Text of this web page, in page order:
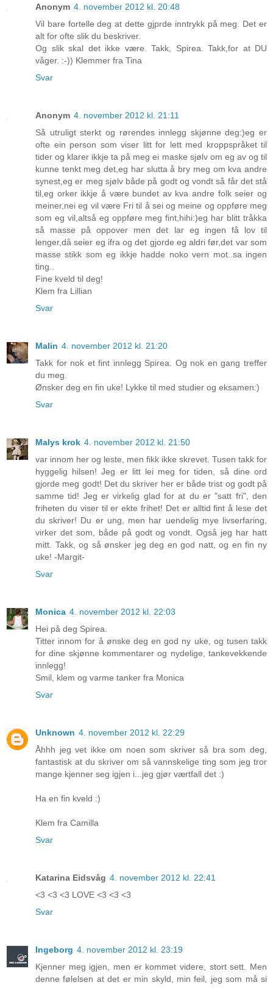
Anonym 4. november 2012 kl. 20:48
Vil bare fortelle deg at dette gjprde inntrykk på meg. Det er
alt for ofte slik du beskriver.
Og slik skal det ikke være. Takk, Spirea. Takk,for at DU
våger. :-)) Klemmer fra Tina
Svar
Anonym 4. november 2012 kl. 21:11
Så utruligt sterkt og rørendes innlegg skjønne deg:)eg er
ofte ein person som viser litt for lett med kroppspråket til
tider og klarer ikkje ta på meg ei maske sjølv om eg av og til
kunne tenkt meg det,eg har slutta å bry meg om kva andre
synest,eg er meg sjølv både på godt og vondt så får det stå
til,eg orker ikkje å være bundet av kva andre folk seier og
meiner,nei eg vil være Fri til å sei og meine og oppføre meg
som eg vil,altså eg oppføre meg fint,hihi:)eg har blitt tråkka
så masse på oppover men det lar eg ingen få lov til
lenger,då seier eg ifra og det gjorde eg aldri før,det var som
masse stikk som eg ikkje hadde noko vern mot..sa ingen
ting..
Fine kveld til deg!
Klem fra Lillian
Svar
Malin 4. november 2012 kl. 21:20
Takk for nok et fint innlegg Spirea. Og nok en gang treffer
du meg.
Ønsker deg en fin uke! Lykke til med studier og eksamen:)
Svar
Malys krok 4. november 2012 kl. 21:50
var innom her og leste, men fikk ikke skrevet. Tusen takk for
hyggelig hilsen! Jeg er litt lei meg for tiden, så dine ord
gjorde meg godt! Det du skriver her er både trist og godt på
samme tid! Jeg er virkelig glad for at du er "satt fri", den
friheten du viser til er ekte frihet! Det er alltid fint å lese det
du skriver! Du er ung, men har uendelig mye livserfaring,
virker det som, både på godt og vondt. Også jeg har hatt
mitt. Takk, og så ønsker jeg deg en god natt, og en fin ny
uke! -Margit-
Svar
Monica 4. november 2012 kl. 22:03
Hei på deg Spirea.
Titter innom for å ønske deg en god ny uke, og tusen takk
for dine skjønne kommentarer og nydelige, tankevekkende
innlegg!
Smil, klem og varme tanker fra Monica
Svar
Unknown 4. november 2012 kl. 22:29
Åhhh jeg vet ikke om noen som skriver så bra som deg,
fantastisk at du skriver om så vannskelige ting som jeg tror
mange kjenner seg igjen i...jeg gjør værtfall det :)
Ha en fin kveld :)
Klem fra Camilla
Svar
Katarina Eidsvåg 4. november 2012 kl. 22:41
<3 <3 <3 LOVE <3 <3 <3
Svar
Ingeborg 4. november 2012 kl. 23:19
Kjenner meg igjen, men er kommet videre, stort sett. Men
denne følelsen at det er min skyld, min feil, jeg som må si